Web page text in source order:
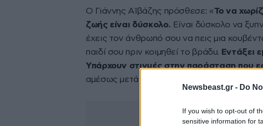
Newsbeast.gr - Do
If you wish to opt-out of
sensitive information for
Ο Γιάννης Αϊβάζης πρόσθεσε: «Το να
ζωής είναι δύσκολο. Είναι δύσκολο να
έχεις τον άνθρωπό σου να πεις μια
παιδί σου πριν κοιμηθεί το βράδυ. Εντάξει
Υπάρχουν στιγμές στην παράσταση που
αμέσως μετά την πρόβα χωρίζουν οι δρόμοι